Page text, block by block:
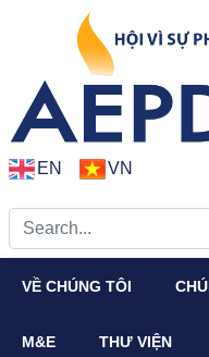
EN VN
VỀ CHÚNG TÔI
M&E THƯ VIỆN